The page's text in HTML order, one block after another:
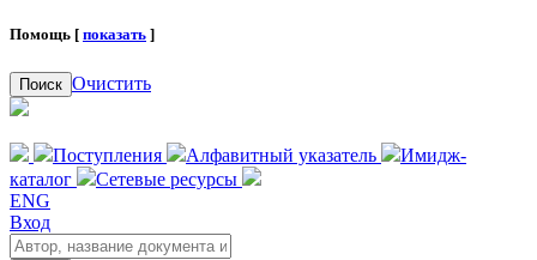
Помощь [ показать ]
Поиск Очистить
Поступления Алфавитный указатель
Имидж-
каталог
Сетевые ресурсы
ENG
Вход